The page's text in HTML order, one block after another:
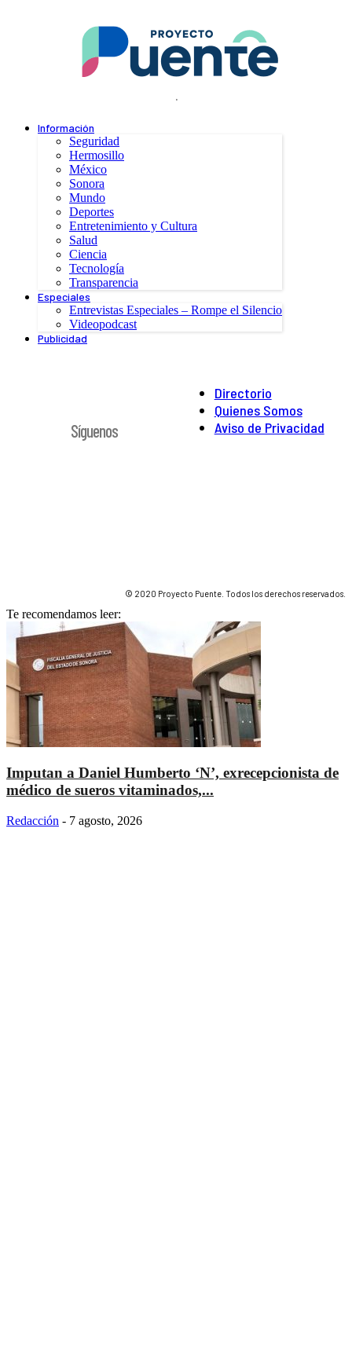
.
Información
Seguridad
Hermosillo
México
Sonora
Mundo
Deportes
Entretenimiento y Cultura
Salud
Ciencia
Tecnología
Transparencia
Especiales
Entrevistas Especiales – Rompe el Silencio
Videopodcast
Publicidad
Directorio
Quienes Somos
Aviso de Privacidad
Síguenos
© 2020 Proyecto Puente. Todos los derechos reservados.
Te recomendamos leer:
Imputan a Daniel Humberto ‘N’, exrecepcionista de
médico de sueros vitaminados,...
Redacción - 7 agosto, 2026